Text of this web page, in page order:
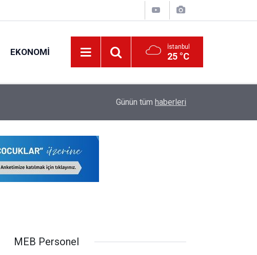
EKONOMI İstanbul
25 °C
MEB Öğretmenlere İl Emri Atama Hakkı
Günün tüm haberleri
MEB Personel